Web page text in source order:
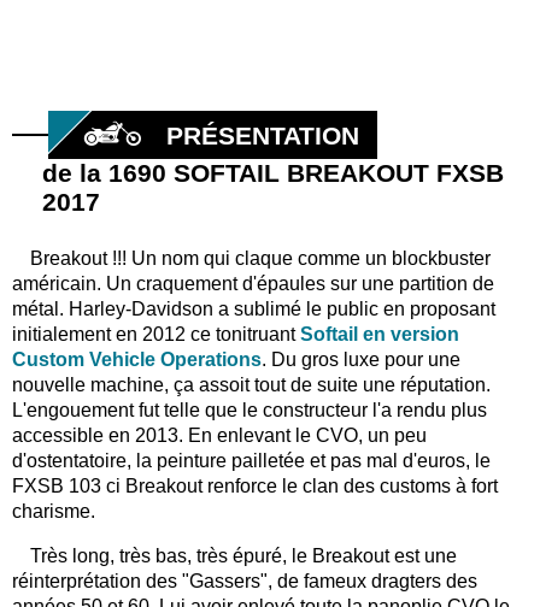
PRÉSENTATION
de la 1690 SOFTAIL BREAKOUT FXSB
2017
Breakout !!! Un nom qui claque comme un blockbuster
américain. Un craquement d'épaules sur une partition de
métal. Harley-Davidson a sublimé le public en proposant
initialement en 2012 ce tonitruantSoftail en version
Custom Vehicle Operations. Du gros luxe pour une
nouvelle machine, ça assoit tout de suite une réputation.
L'engouement fut telle que le constructeur l'a rendu plus
accessible en 2013. En enlevant le CVO, un peu
d'ostentatoire, la peinture pailletée et pas mal d'euros, le
FXSB 103 ci Breakout renforce le clan des customs à fort
charisme.
Très long, très bas, très épuré, le Breakout est une
réinterprétation des "Gassers", de fameux dragters des